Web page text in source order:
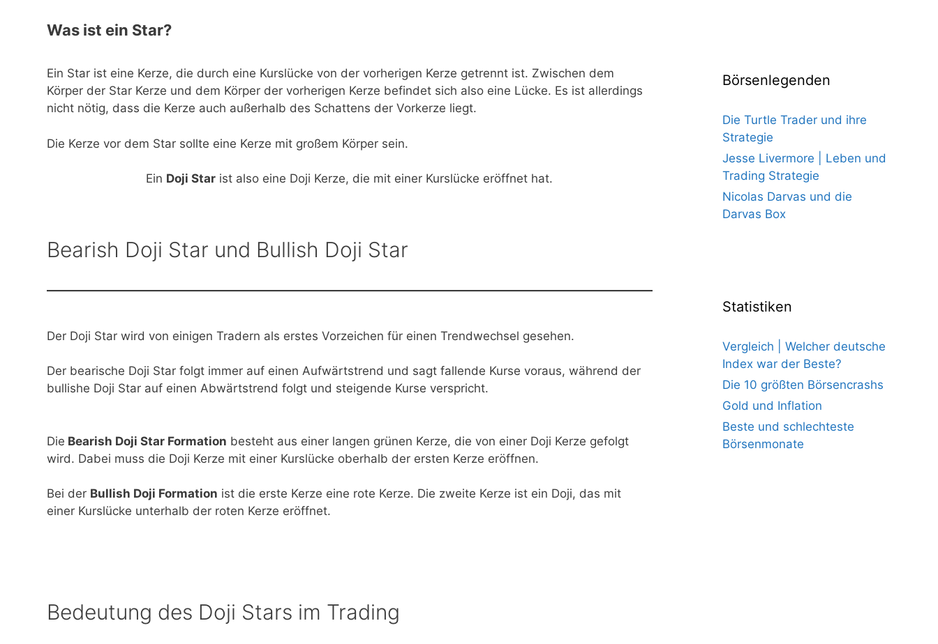
Was ist ein Star?
Ein Star ist eine Kerze, die durch eine Kurslücke von der vorherigen Kerze getrennt ist. Zwischen dem
Körper der Star Kerze und dem Körper der vorherigen Kerze befindet sich also eine Lücke. Es ist allerdings
nicht nötig, dass die Kerze auch außerhalb des Schattens der Vorkerze liegt.
Die Kerze vor dem Star sollte eine Kerze mit großem Körper sein.
Ein Doji Star ist also eine Doji Kerze, die mit einer Kurslücke eröffnet hat.
Bearish Doji Star und Bullish Doji Star
Der Doji Star wird von einigen Tradern als erstes Vorzeichen für einen Trendwechsel gesehen.
Der bearische Doji Star folgt immer auf einen Aufwärtstrend und sagt fallende Kurse voraus, während der
bullishe Doji Star auf einen Abwärtstrend folgt und steigende Kurse verspricht.
Die Bearish Doji Star Formation besteht aus einer langen grünen Kerze, die von einer Doji Kerze gefolgt
wird. Dabei muss die Doji Kerze mit einer Kurslücke oberhalb der ersten Kerze eröffnen.
Bei der Bullish Doji Formation ist die erste Kerze eine rote Kerze. Die zweite Kerze ist ein Doji, das mit
einer Kurslücke unterhalb der roten Kerze eröffnet.
Bedeutung des Doji Stars im Trading
Börsenlegenden
Die Turtle Trader und ihre
Strategie
Jesse Livermore | Leben und
Trading Strategie
Nicolas Darvas und die
Darvas Box
Statistiken
Vergleich | Welcher deutsche
Index war der Beste?
Die 10 größten Börsencrashs
Gold und Inflation
Beste und schlechteste
Börsenmonate